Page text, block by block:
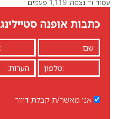
עמוד זה נצפה: 1,119 פעמים
כתבות אופנה סטיילינג
אני מאשר/ת קבלת דיוור